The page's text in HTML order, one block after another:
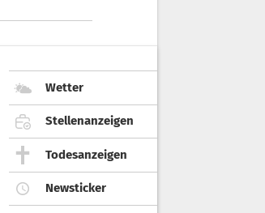
Wetter
Stellenanzeigen
Todesanzeigen
Newsticker